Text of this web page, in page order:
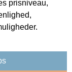
prisniveau,